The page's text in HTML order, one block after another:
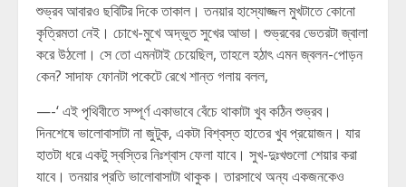
শুভ্রব আবারও ছবিটির দিকে তাকাল। তনয়ার হাস্যোজ্জল মুখটাতে কোনো
কৃত্রিমতা নেই। চোখে-মুখে অদ্ভুত সুখের আভা। শুভ্রবের ভেতরটা জ্বালা
করে উঠলো। সে তো এমনটাই চেয়েছিল, তাহলে হঠাৎ এমন জ্বলন-পোড়ন
কেন? সাদাফ ফোনটা পকেটে রেখে শান্ত গলায় বলল,
—-‘ এই পৃথিবীতে সম্পূর্ণ একাভাবে বেঁচে থাকাটা খুব কঠিন শুভ্রব।
দিনশেষে ভালোবাসাটা না জুটুক, একটা বিশ্বস্ত হাতের খুব প্রয়োজন। যার
হাতটা ধরে একটু স্বস্তির নিঃশ্বাস ফেলা যাবে। সুখ-দুঃখগুলো শেয়ার করা
যাবে। তনয়ার প্রতি ভালোবাসাটা থাকুক। তারসাথে অন্য একজনকেও